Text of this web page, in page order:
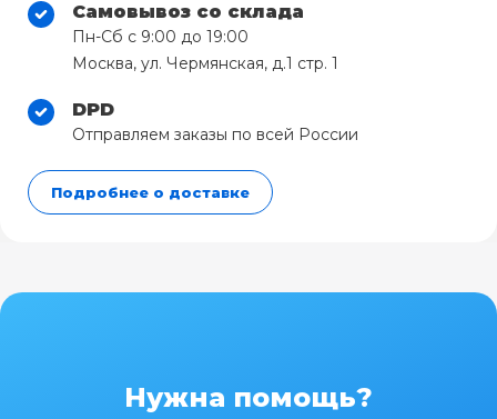
Самовывоз со склада
Пн-Сб с 9:00 до 19:00
Москва, ул. Чермянская, д.1 стр. 1
DPD
Отправляем заказы по всей России
Подробнее о доставке
Нужна помощь?